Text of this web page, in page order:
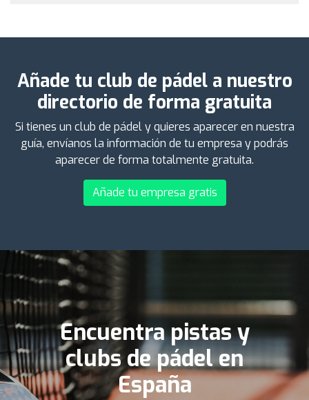
Añade tu club de pádel a nuestro
directorio de forma gratuita
Si tienes un club de pádel y quieres aparecer en nuestra
guía, envíanos la información de tu empresa y podrás
aparecer de forma totalmente gratuita.
Añade tu empresa gratis
Encuentra pistas y
clubs de pádel en
España